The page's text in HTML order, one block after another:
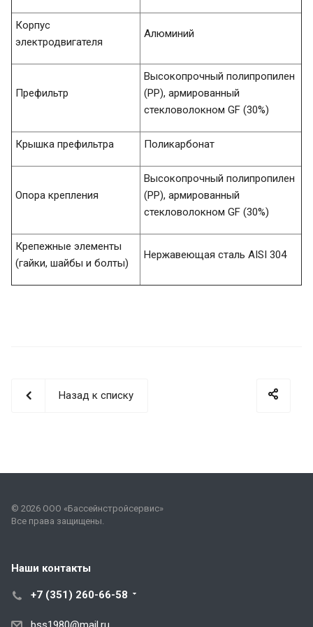
Корпус
электродвигателя
Алюминий
Префильтр
Высокопрочный полипропилен
(PP), армированный
стекловолокном GF (30%)
Крышка префильтра Поликарбонат
Опора крепления
Высокопрочный полипропилен
(PP), армированный
стекловолокном GF (30%)
Крепежные элементы
(гайки, шайбы и болты)
Нержавеющая сталь AISI 304
Назад к списку
© 2026 ООО «Бассейнстройсервис»
Все права защищены.
Наши контакты
+7 (351) 260-66-58